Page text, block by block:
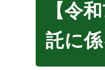
【令
託に